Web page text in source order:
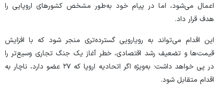
اعمال می‌شود، اما در پیام خود به‌طور مشخص کشور‌های اروپایی را
هدف قرار داد.
این اقدام می‌تواند به رویارویی گسترده‌تری منجر شود که با افزایش
قیمت‌ها و تضعیف رشد اقتصادی، خطر آغاز یک جنگ تجاری وسیع‌تر را
در پی خواهد داشت؛ به‌ویژه اگر اتحادیه اروپا که ۲۷ عضو دارد، ناچار به
اقدام متقابل شود.